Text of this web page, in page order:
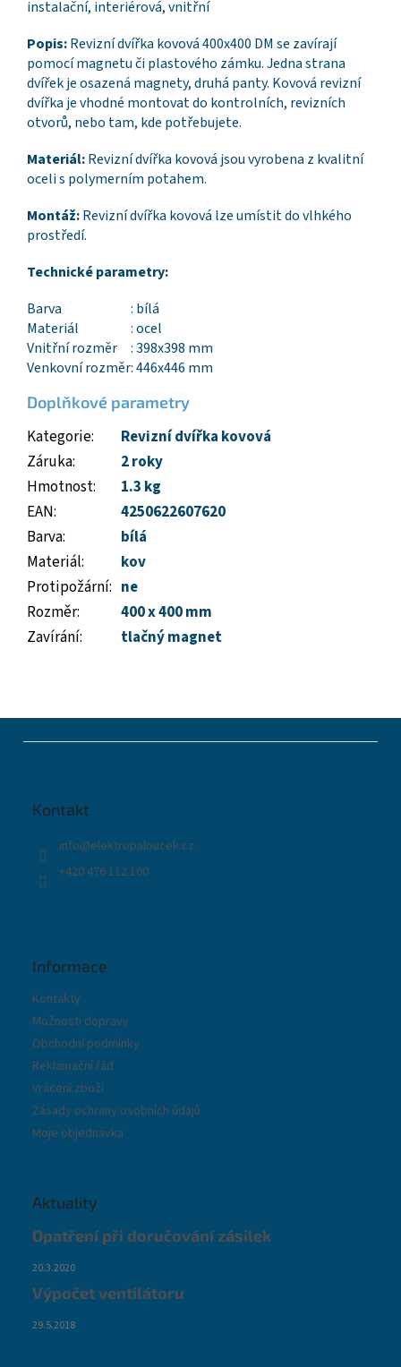
instalační, interiérová, vnitřní
Popis:Revizní dvířka kovová 400x400 DM se zavírají
pomocí magnetu či plastového zámku. Jedna strana
dvířek je osazená magnety, druhá panty. Kovová revizní
dvířka je vhodné montovat do kontrolních, revizních
otvorů, nebo tam, kde potřebujete.
Materiál:Revizní dvířka kovová jsou vyrobena z kvalitní
oceli s polymerním potahem.
Montáž:Revizní dvířka kovová lze umístit do vlhkého
prostředí.
Technické parametry:
Barva
: bílá
Materiál
: ocel
Vnitřní rozměr
: 398x398 mm
Venkovní rozměr: 446x446 mm
Doplňkové parametry
Kategorie:
Revizní dvířka kovová
Záruka:
2 roky
Hmotnost:
1.3 kg
EAN:
4250622607620
Barva:
bílá
Materiál:
kov
Protipožární: ne
Rozměr:
400 x 400 mm
Zavírání: tlačný magnet
Kontakt
info@elektropaloucek.cz
+420 476 112 100
Informace
Kontakty
Možnosti dopravy
Obchodní podmínky
Reklamační řád
Vrácení zboží
Zásady ochrany osobních údajů
Moje objednávka
Aktuality
Opatření při doručování zásilek
20.3.2020
Výpočet ventilátoru
29.5.2018